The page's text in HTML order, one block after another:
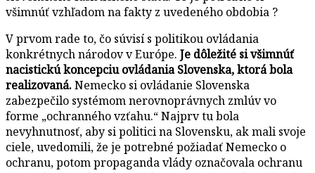
všimnúť vzhľadom na fakty z uvedeného obdobia ?
V prvom rade to, čo súvisí s politikou ovládania
konkrétnych národov v Európe. Je dôležité si všimnúť
nacistickú koncepciu ovládania Slovenska, ktorá bola
realizovaná.Nemecko si ovládanie Slovenska
zabezpečilo systémom nerovnoprávnych zmlúv vo
forme „ochranného vzťahu.“ Najprv tu bola
nevyhnutnosť, aby si politici na Slovensku, ak mali svoje
ciele, uvedomili, že je potrebné požiadať Nemecko o
ochranu, potom propaganda vlády označovala ochranu